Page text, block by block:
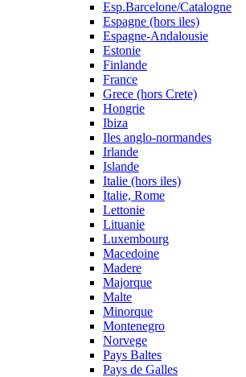
Esp.Barcelone/Catalogne
Espagne (hors iles)
Espagne-Andalousie
Estonie
Finlande
France
Grece (hors Crete)
Hongrie
Ibiza
Iles anglo-normandes
Irlande
Islande
Italie (hors iles)
Italie, Rome
Lettonie
Lituanie
Luxembourg
Macedoine
Madere
Majorque
Malte
Minorque
Montenegro
Norvege
Pays Baltes
Pays de Galles